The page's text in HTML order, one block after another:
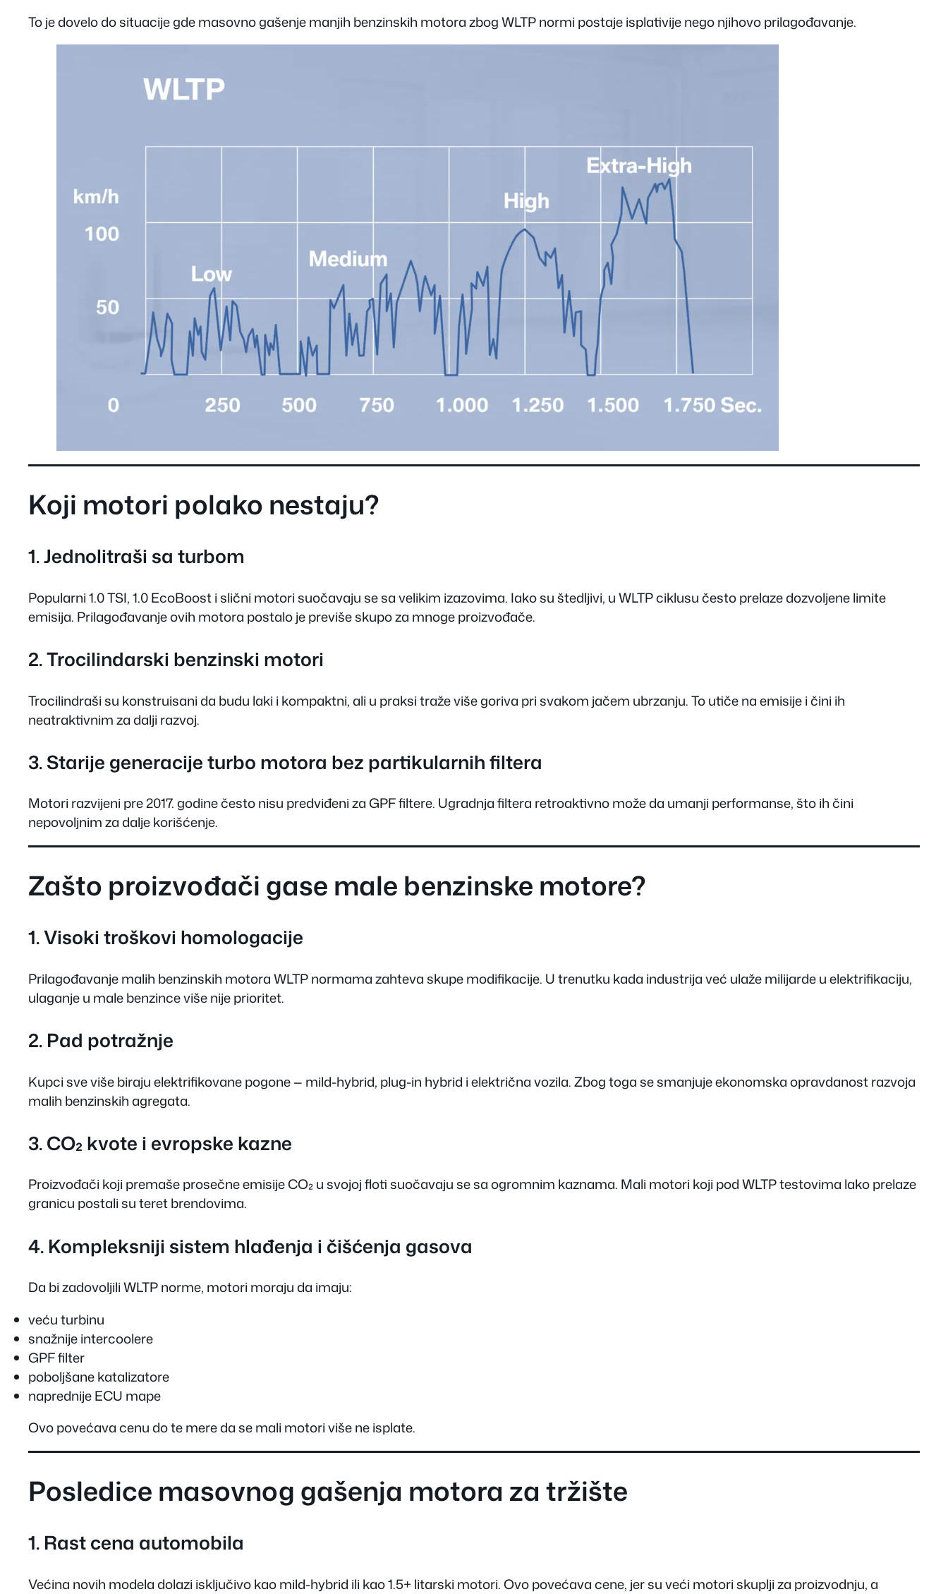
To je dovelo do situacije gde masovno gašenje manjih benzinskih motora zbog WLTP normi postaje isplativije nego njihovo prilagođavanje.
Koji motori polako nestaju?
1. Jednolitraši sa turbom
Popularni 1.0 TSI, 1.0 EcoBoost i slični motori suočavaju se sa velikim izazovima. Iako su štedljivi, u WLTP ciklusu često prelaze dozvoljene limite
emisija. Prilagođavanje ovih motora postalo je previše skupo za mnoge proizvođače.
2. Trocilindarski benzinski motori
Trocilindraši su konstruisani da budu laki i kompaktni, ali u praksi traže više goriva pri svakom jačem ubrzanju. To utiče na emisije i čini ih
neatraktivnim za dalji razvoj.
3. Starije generacije turbo motora bez partikularnih filtera
Motori razvijeni pre 2017. godine često nisu predviđeni za GPF filtere. Ugradnja filtera retroaktivno može da umanji performanse, što ih čini
nepovoljnim za dalje korišćenje.
Zašto proizvođači gase male benzinske motore?
1. Visoki troškovi homologacije
Prilagođavanje malih benzinskih motora WLTP normama zahteva skupe modifikacije. U trenutku kada industrija već ulaže milijarde u elektrifikaciju,
ulaganje u male benzince više nije prioritet.
2. Pad potražnje
Kupci sve više biraju elektrifikovane pogone — mild-hybrid, plug-in hybrid i električna vozila. Zbog toga se smanjuje ekonomska opravdanost razvoja
malih benzinskih agregata.
3. CO₂ kvote i evropske kazne
Proizvođači koji premaše prosečne emisije CO₂ u svojoj floti suočavaju se sa ogromnim kaznama. Mali motori koji pod WLTP testovima lako prelaze
granicu postali su teret brendovima.
4. Kompleksniji sistem hlađenja i čišćenja gasova
Da bi zadovoljili WLTP norme, motori moraju da imaju:
veću turbinu
snažnije intercoolere
GPF filter
poboljšane katalizatore
naprednije ECU mape
Ovo povećava cenu do te mere da se mali motori više ne isplate.
Posledice masovnog gašenja motora za tržište
1. Rast cena automobila
Većina novih modela dolazi isključivo kao mild-hybrid ili kao 1.5+ litarski motori. Ovo povećava cene, jer su veći motori skuplji za proizvodnju, a